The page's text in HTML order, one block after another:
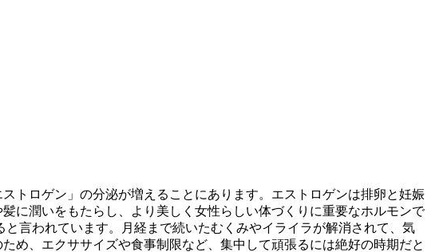
トロゲン」の分泌が増えることにあります。エストロゲンは排卵と妊娠
に潤いをもたらし、より美しく女性らしい体づくりに重要なホルモンで
言われています。月経まで続いたむくみやイライラが解消されて、気
め、エクササイズや食事制限など、集中して頑張るには絶好の時期だと